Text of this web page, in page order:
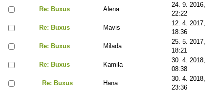
Re: Buxus
Alena
24. 9. 2016,
22:22
Re: Buxus
Mavis
12. 4. 2017,
18:36
Re: Buxus
Milada
25. 5. 2017,
18:21
Re: Buxus
Kamila
30. 4. 2018,
08:38
Re: Buxus
Hana
30. 4. 2018,
23:36